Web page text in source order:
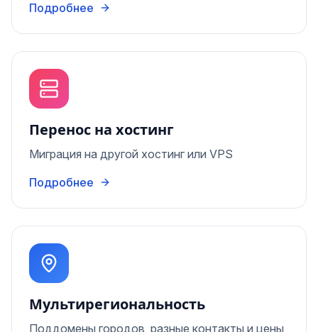
Подробнее
Перенос на хостинг
Миграция на другой хостинг или VPS
Подробнее
Мультирегиональность
Поддомены городов, разные контакты и цены